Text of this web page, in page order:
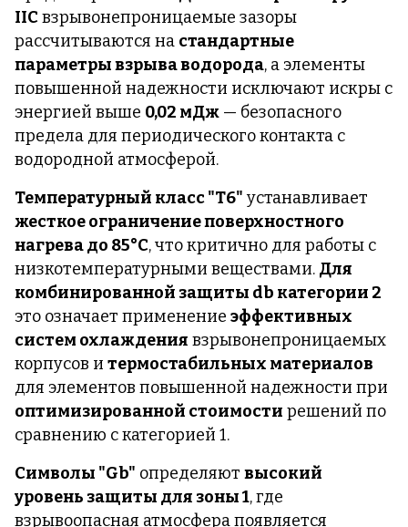
IIC взрывонепроницаемые зазоры
рассчитываются на стандартные
параметры взрыва водорода, а элементы
повышенной надежности исключают искры с
энергией выше 0,02 мДж — безопасного
предела для периодического контакта с
водородной атмосферой.
Температурный класс "T6" устанавливает
жесткое ограничение поверхностного
нагрева до 85°C, что критично для работы с
низкотемпературными веществами. Для
комбинированной защиты db категории 2
это означает применение эффективных
систем охлаждения взрывонепроницаемых
корпусов и термостабильных материалов
для элементов повышенной надежности при
оптимизированной стоимости решений по
сравнению с категорией 1.
Символы "Gb" определяют высокий
уровень защиты для зоны 1, где
взрывоопасная атмосфера появляется